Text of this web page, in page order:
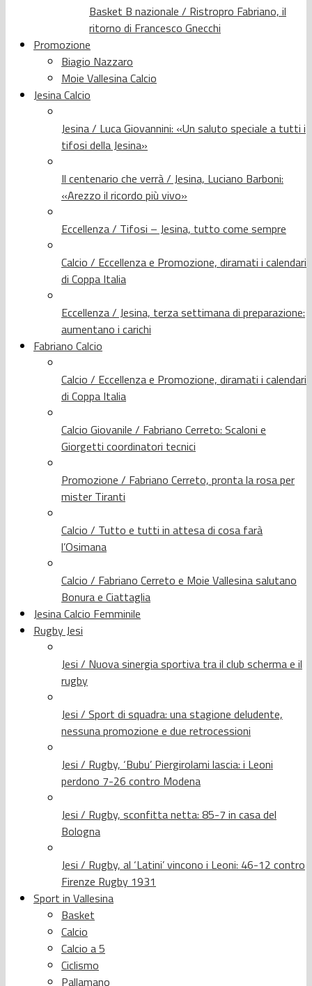
Basket B nazionale / Ristropro Fabriano, il
ritorno di Francesco Gnecchi
Promozione
Biagio Nazzaro
Moie Vallesina Calcio
Jesina Calcio
Jesina / Luca Giovannini: «Un saluto speciale a tutti i
tifosi della Jesina»
Il centenario che verrà / Jesina, Luciano Barboni:
«Arezzo il ricordo più vivo»
Eccellenza / Tifosi – Jesina, tutto come sempre
Calcio / Eccellenza e Promozione, diramati i calendari
di Coppa Italia
Eccellenza / Jesina, terza settimana di preparazione:
aumentano i carichi
Fabriano Calcio
Calcio / Eccellenza e Promozione, diramati i calendari
di Coppa Italia
Calcio Giovanile / Fabriano Cerreto: Scaloni e
Giorgetti coordinatori tecnici
Promozione / Fabriano Cerreto, pronta la rosa per
mister Tiranti
Calcio / Tutto e tutti in attesa di cosa farà
l’Osimana
Calcio / Fabriano Cerreto e Moie Vallesina salutano
Bonura e Ciattaglia
Jesina Calcio Femminile
Rugby Jesi
Jesi / Nuova sinergia sportiva tra il club scherma e il
rugby
Jesi / Sport di squadra: una stagione deludente,
nessuna promozione e due retrocessioni
Jesi / Rugby, ‘Bubu’ Piergirolami lascia: i Leoni
perdono 7-26 contro Modena
Jesi / Rugby, sconfitta netta: 85-7 in casa del
Bologna
Jesi / Rugby, al ‘Latini’ vincono i Leoni: 46-12 contro
Firenze Rugby 1931
Sport in Vallesina
Basket
Calcio
Calcio a 5
Ciclismo
Pallamano